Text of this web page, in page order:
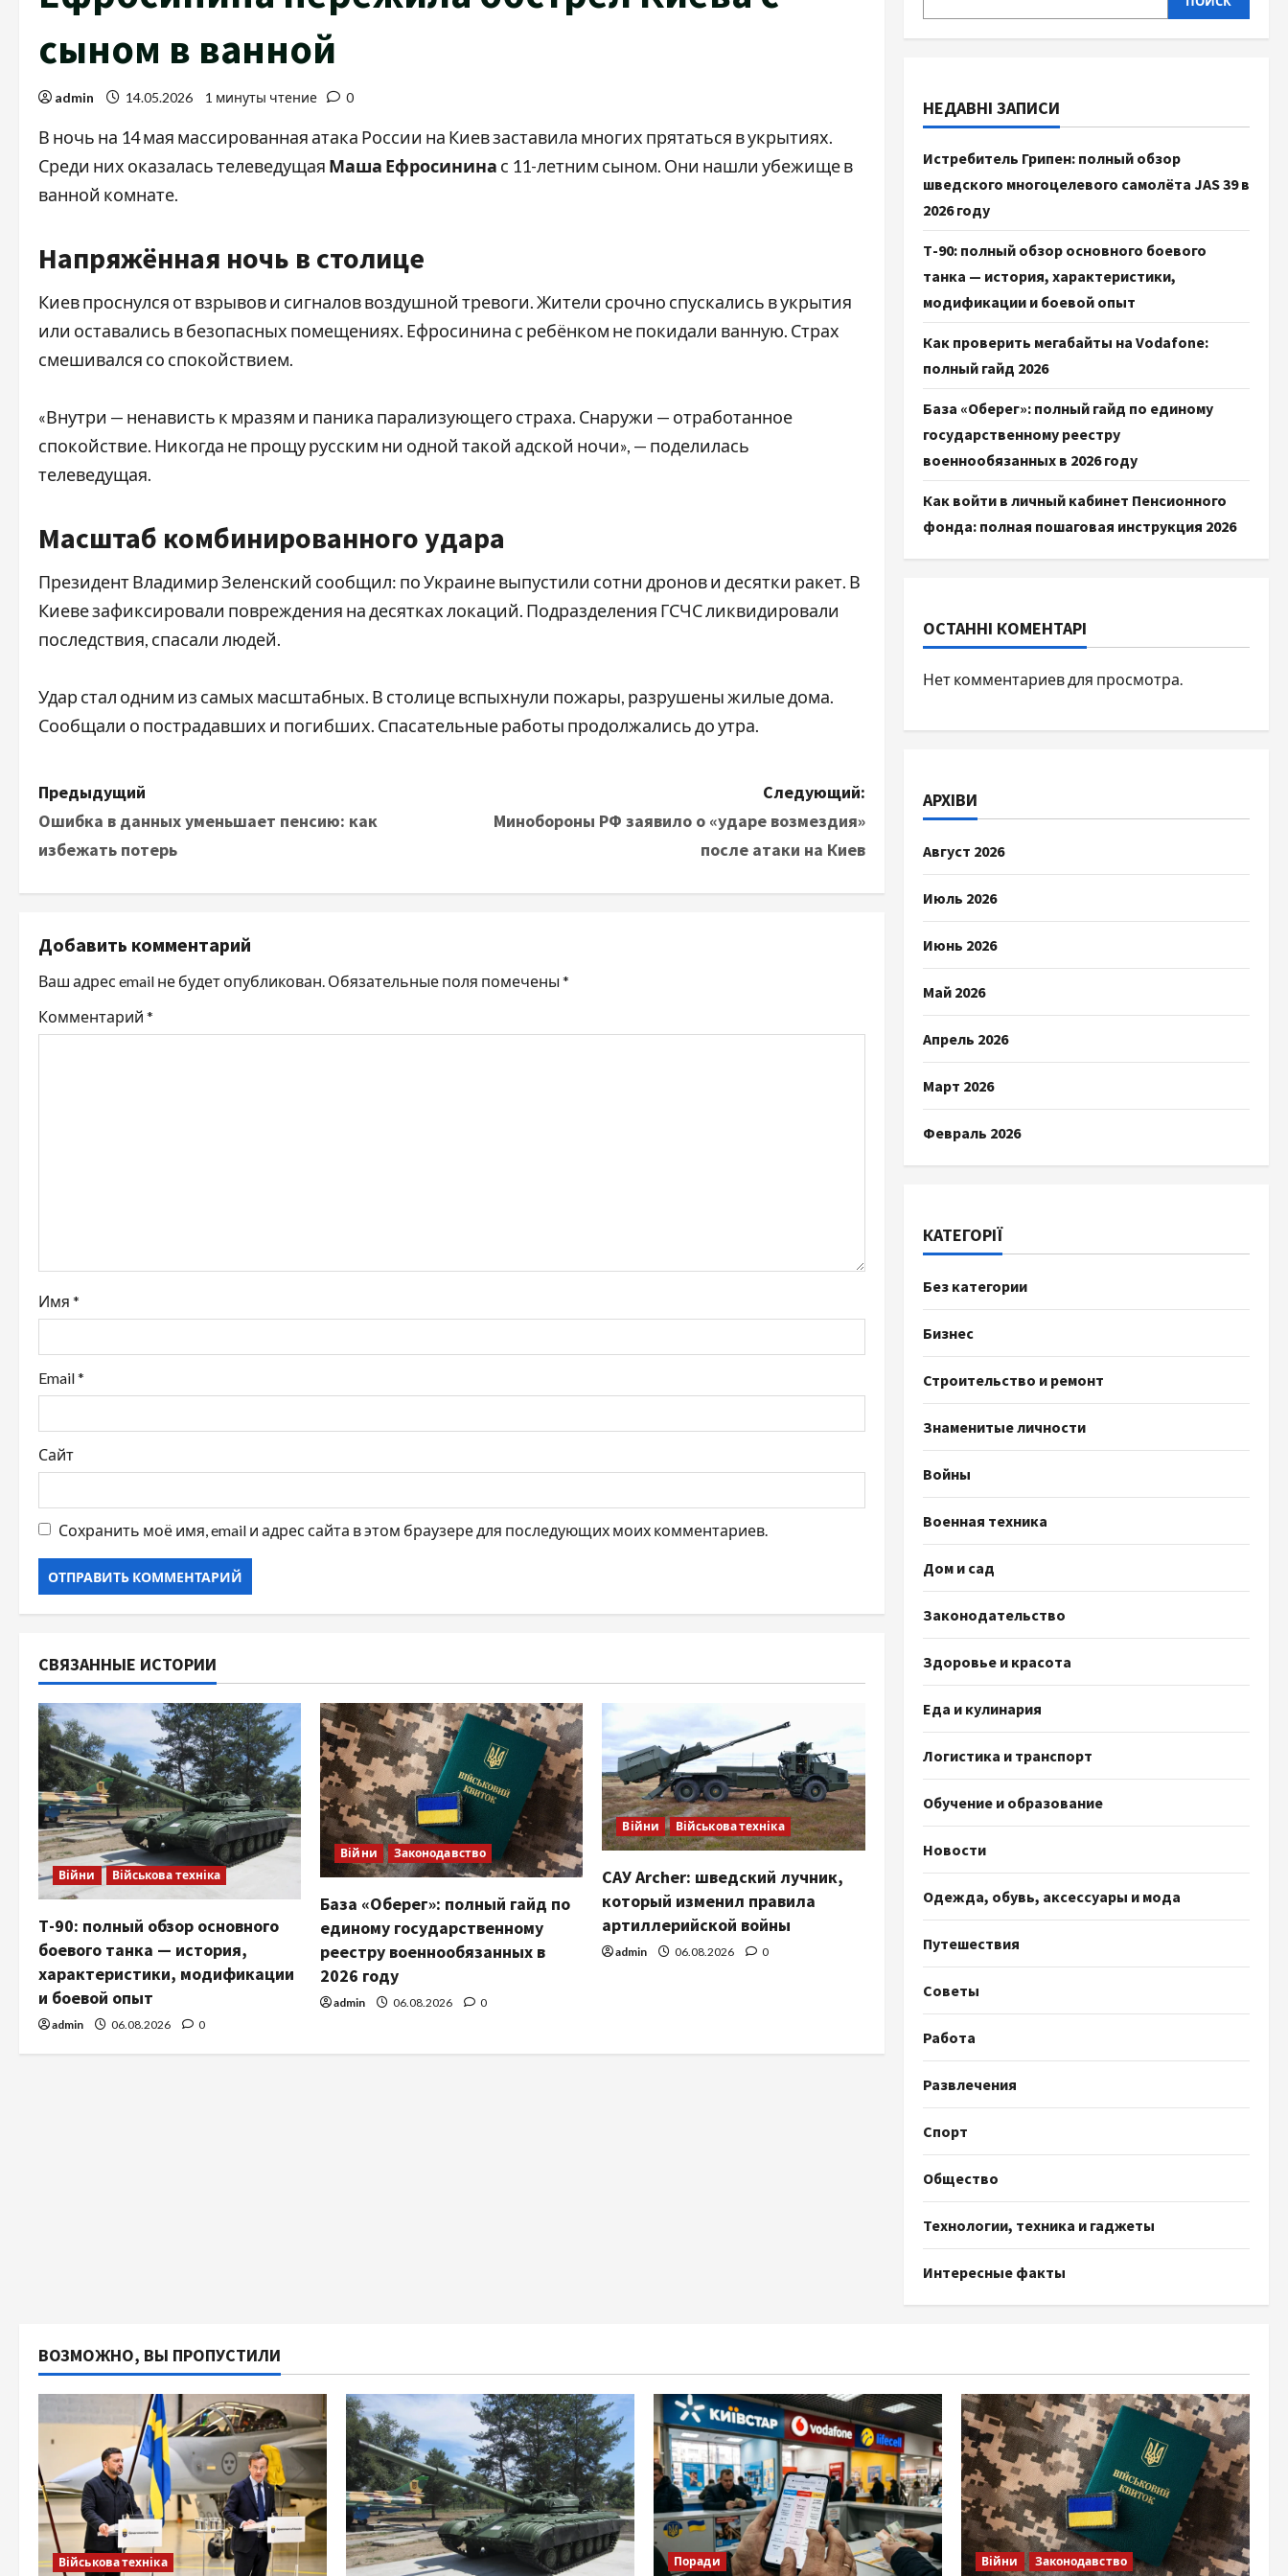
сыном в ванной
admin 14.05.2026 1 минуты чтение 0
В ночь на 14 мая массированная атака России на Киев заставила многих прятаться в укрытиях.
Среди них оказалась телеведущая Маша Ефросинина с 11-летним сыном. Они нашли убежище в
ванной комнате.
Напряжённая ночь в столице
Киев проснулся от взрывов и сигналов воздушной тревоги. Жители срочно спускались в укрытия
или оставались в безопасных помещениях. Ефросинина с ребёнком не покидали ванную. Страх
смешивался со спокойствием.
«Внутри — ненависть к мразям и паника парализующего страха. Снаружи — отработанное
спокойствие. Никогда не прощу русским ни одной такой адской ночи», — поделилась
телеведущая.
Масштаб комбинированного удара
Президент Владимир Зеленский сообщил: по Украине выпустили сотни дронов и десятки ракет. В
Киеве зафиксировали повреждения на десятках локаций. Подразделения ГСЧС ликвидировали
последствия, спасали людей.
Удар стал одним из самых масштабных. В столице вспыхнули пожары, разрушены жилые дома.
Сообщали о пострадавших и погибших. Спасательные работы продолжались до утра.
Н
а
г
а
ц
а
п
и
с
я
м
Предыдущий
Ошибка в данных уменьшает пенсию: как
избежать потерь
Следующий:
Минобороны РФ заявило о «ударе возмездия»
после атаки на Киев
Добавить комментарий
Ваш адрес email не будет опубликован. Обязательные поля помечены *
Комментарий *
Имя *
Email*
Сайт
Сохранить моё имя, email и адрес сайта в этом браузере для последующих моих комментариев.
СВЯЗАННЫЕ ИСТОРИИ
Війни Військова техніка
Т-90: полный обзор основного
боевого танка — история,
характеристики, модификации
и боевой опыт
admin 06.08.2026 0
Війни Законодавство
База «Оберег»: полный гайд по
единому государственному
реестру военнообязанных в
2026 году
admin 06.08.2026 0
Війни Військова техніка
САУ Archer: шведский лучник,
который изменил правила
артиллерийской войны
admin 06.08.2026 0
НЕДАВНІ ЗАПИСИ
Истребитель Грипен: полный обзор
шведского многоцелевого самолёта JAS 39 в
2026 году
Т-90: полный обзор основного боевого
танка — история, характеристики,
модификации и боевой опыт
Как проверить мегабайты на Vodafone:
полный гайд 2026
База «Оберег»: полный гайд по единому
государственному реестру
военнообязанных в 2026 году
Как войти в личный кабинет Пенсионного
фонда: полная пошаговая инструкция 2026
ОСТАННІ КОМЕНТАРІ
Нет комментариев для просмотра.
АРХІВИ
Август 2026
Июль 2026
Июнь 2026
Май 2026
Апрель 2026
Март 2026
Февраль 2026
КАТЕГОРІЇ
Без категории
Бизнес
Строительство и ремонт
Знаменитые личности
Войны
Военная техника
Дом и сад
Законодательство
Здоровье и красота
Еда и кулинария
Логистика и транспорт
Обучение и образование
Новости
Одежда, обувь, аксессуары и мода
Путешествия
Советы
Работа
Развлечения
Спорт
Общество
Технологии, техника и гаджеты
Интересные факты
ВОЗМОЖНО, ВЫ ПРОПУСТИЛИ
Військова техніка Поради Війни Законодавство